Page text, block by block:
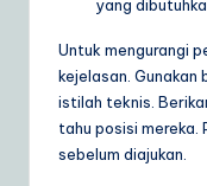
yang
Untuk mengurangi
kejelasan.
istilah teknis.
tahu posisi mereka.
sebelum diajukan.